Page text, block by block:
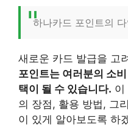
하나카드 포인트의
새로운 카드 발급을 고
포인트는 여러분의 소
택이 될 수 있습니다. 이
의 장점, 활용 방법, 그
이 있게 알아보도록 하